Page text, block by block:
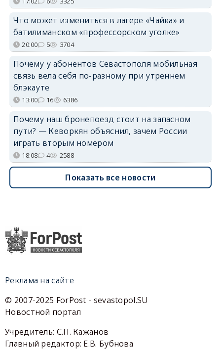
Что может измениться в лагере «Чайка» и
батилиманском «профессорском уголке»
20:00 5 3704
Почему у абонентов Севастополя мобильная
связь вела себя по-разному при утреннем
блэкауте
13:00 16 6386
Почему наш бронепоезд стоит на запасном
пути? — Кеворкян объяснил, зачем России
играть вторым номером
18:08 4 2588
Показать все новости
Реклама на сайте
© 2007-2025 ForPost - sevastopol.SU
Новостной портал
Учредитель: С.П. Кажанов
Главный редактор: Е.В. Бубнова